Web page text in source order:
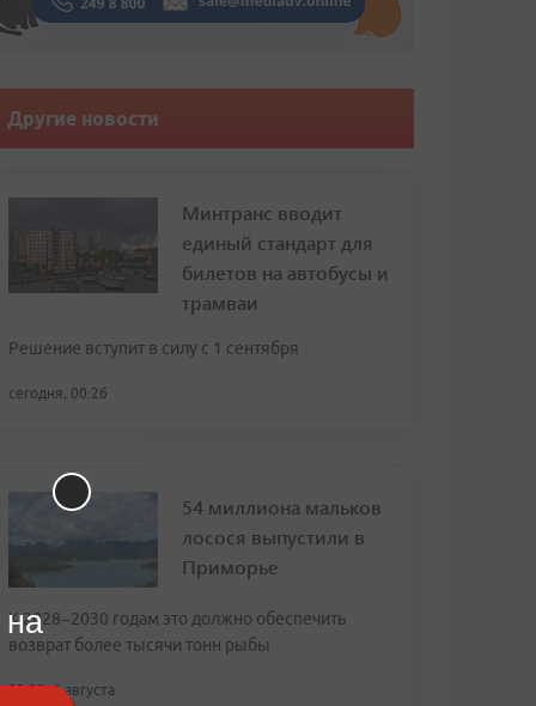
Другие новости
Минтранс вводит
единый стандарт для
билетов на автобусы и
трамваи
Решение вступит в силу с 1 сентября
сегодня, 00:26
54 миллиона мальков
лосося выпустили в
Приморье
К 2028–2030 годам это должно обеспечить
возврат более тысячи тонн рыбы
23:32, 6 августа